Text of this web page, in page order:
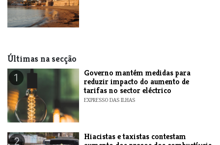
Últimas na secção
1
Governo mantém medidas para
reduzir impacto do aumento de
tarifas no sector eléctrico
EXPRESSO DAS ILHAS
2
Hiacistas e taxistas contestam